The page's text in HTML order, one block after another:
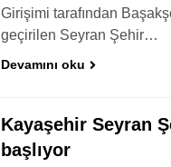
Girişimi tarafından
geçirilen Seyran Şehir…
Devamını oku
Kayaşehir Seyran
başlıyor